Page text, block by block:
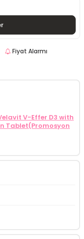
Fiyat Alarmı
V-Effer D3 with
Tablet(Promosyon